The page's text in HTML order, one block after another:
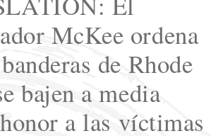
McKee ordena
de Rhode
bajen a media
a las víctimas